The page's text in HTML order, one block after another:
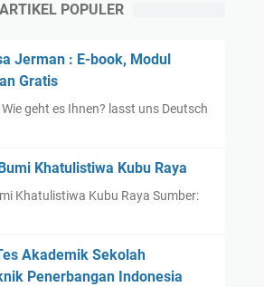
ARTIKEL POPULER
Jerman : E-book, Modul
Gratis
geht es Ihnen? lasst uns Deutsch
Khatulistiwa Kubu Raya
Khatulistiwa Kubu Raya Sumber:
Akademik Sekolah
Penerbangan Indonesia